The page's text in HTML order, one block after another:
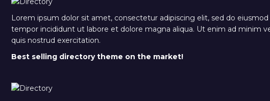
Lorem ipsum dolor sit amet, consectetur adipiscing elit, sed do eiusmod
tempor incididunt ut labore et dolore magna aliqua. Ut enim ad minim
quis nostrud exercitation.
Best selling directory theme on the market!